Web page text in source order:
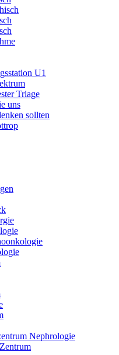
U1
Triage
uns
sollten
Nephrologie